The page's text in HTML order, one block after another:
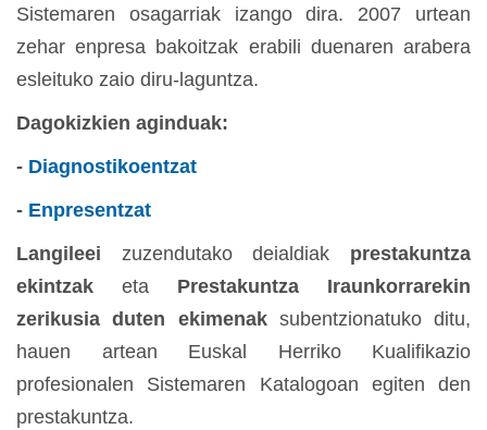
Sistemaren osagarriak izango dira. 2007 urtean
zehar enpresa bakoitzak erabili duenaren arabera
esleituko zaio diru-laguntza.
Dagokizkien aginduak:
- Diagnostikoentzat
- Enpresentzat
Langileei zuzendutako deialdiak prestakuntza
ekintzak eta Prestakuntza Iraunkorrarekin
zerikusia duten ekimenak subentzionatuko ditu,
hauen artean Euskal Herriko Kualifikazio
profesionalen Sistemaren Katalogoan egiten den
prestakuntza.